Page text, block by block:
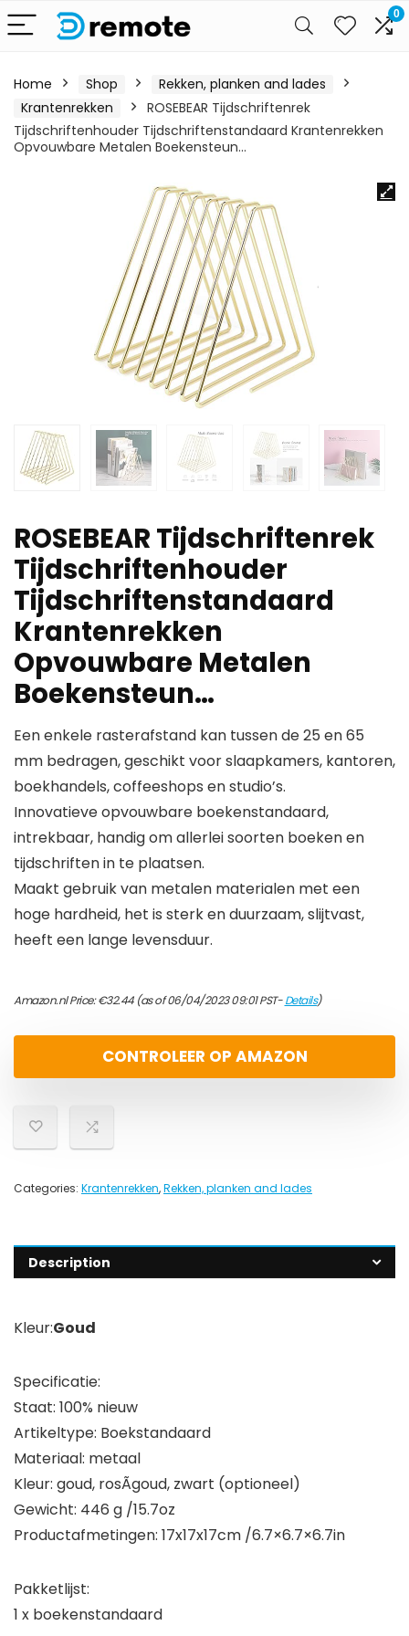
0
Home Shop
Rekken, planken and lades
Krantenrekken
ROSEBEAR Tijdschriftenrek
Tijdschriftenhouder Tijdschriftenstandaard Krantenrekken
Opvouwbare Metalen Boekensteun…
ROSEBEAR Tijdschriftenrek
Tijdschriftenhouder
Tijdschriftenstandaard
Krantenrekken
Opvouwbare Metalen
Boekensteun…
Een enkele rasterafstand kan tussen de 25 en 65
mm bedragen, geschikt voor slaapkamers, kantoren,
boekhandels, coffeeshops en studio’s.
Innovatieve opvouwbare boekenstandaard,
intrekbaar, handig om allerlei soorten boeken en
tijdschriften in te plaatsen.
Maakt gebruik van metalen materialen met een
hoge hardheid, het is sterk en duurzaam, slijtvast,
heeft een lange levensduur.
Amazon.nl Price:€32.44(as of 06/04/2023 09:01 PST-Details)
CONTROLEER OP AMAZON
Categories: Krantenrekken,Rekken, planken and lades
Description
Kleur:Goud
Specificatie:
Staat: 100% nieuw
Artikeltype: Boekstandaard
Materiaal: metaal
Kleur: goud, rosÃgoud, zwart (optioneel)
Gewicht: 446 g /15.7oz
Productafmetingen: 17x17x17cm /6.7×6.7×6.7in
Pakketlijst:
1 x boekenstandaard